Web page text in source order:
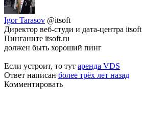
Igor Tarasov @itsoft
Директор веб-студи и дата-центра itsoft
Пинганите itsoft.ru
должен быть хороший пинг
Если устроит, то тут аренда VDS
Ответ написан более трёх лет назад
Комментировать